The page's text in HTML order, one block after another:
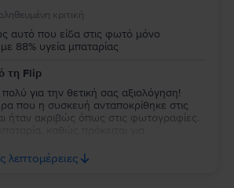
κριτική
αυτό που είδα στις φωτό μόνο
88% υγεία μπαταρίας
τη Flip
για την θετική σας αξιολόγηση!
που η συσκευή ανταποκρίθηκε στις
ήταν ακριβώς όπως στις φωτογραφίες.
της να είναι στο 88%, καθώς
μπαταρία της συσκευής και
λεπτομέρειες